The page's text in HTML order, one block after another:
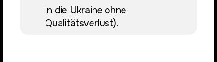
in die Ukraine ohne
Qualitätsverlust).